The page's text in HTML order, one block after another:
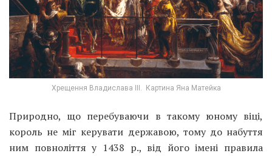
Хрещення Владислава III. Картина Яна Матейка
Природно, що перебуваючи в такому юному віці,
король не міг керувати державою, тому до набуття
ним повноліття у 1438 р., від його імені правила